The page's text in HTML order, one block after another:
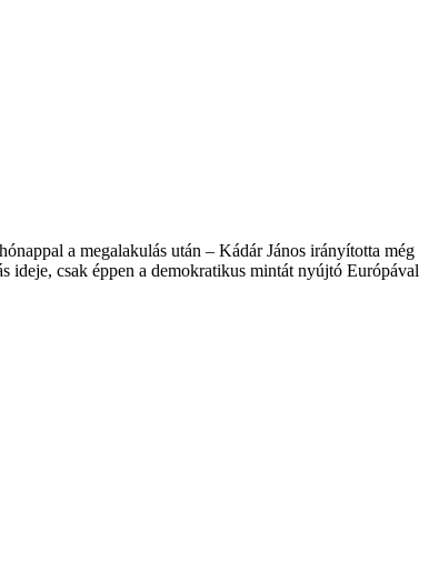
a megalakulás után – Kádár János irányította még
ideje, csak éppen a demokratikus mintát nyújtó Európával